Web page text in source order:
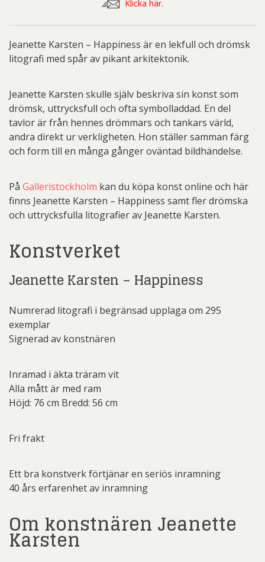
Klicka här.
Jeanette Karsten – Happiness är en lekfull och drömsk
litografi med spår av pikant arkitektonik.
Jeanette Karsten skulle själv beskriva sin konst som
drömsk, uttrycksfull och ofta symbolladdad. En del
tavlor är från hennes drömmars och tankars värld,
andra direkt ur verkligheten. Hon ställer samman färg
och form till en många gånger oväntad bildhändelse.
På Galleristockholm kan du köpa konst online och här
finns Jeanette Karsten – Happiness samt fler drömska
och uttrycksfulla litografier av Jeanette Karsten.
Konstverket
Jeanette Karsten – Happiness
Numrerad litografi i begränsad upplaga om 295
exemplar
Signerad av konstnären
Inramad i äkta träram vit
Alla mått är med ram
Höjd: 76 cm Bredd: 56 cm
Fri frakt
Ett bra konstverk förtjänar en seriös inramning
40 års erfarenhet av inramning
Om konstnären Jeanette
Karsten